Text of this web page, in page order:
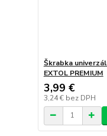
Škrabka
EXTOL PREMIUM
3,99 €
3,24 € bez DPH